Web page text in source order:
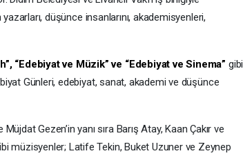
düşünce insanlarını, akademisyenleri,
“Edebiyat ve Müzik” ve “Edebiyat ve Sinema” gibi
Günleri, edebiyat, sanat, akademi ve düşünce
Gezen’in yanı sıra Barış Atay, Kaan Çakır ve
müzisyenler; Latife Tekin, Buket Uzuner ve Zeynep